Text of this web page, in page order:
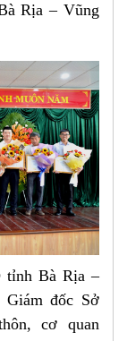
Rịa – Vũng
tỉnh Bà Rịa –
đốc Sở
cơ quan